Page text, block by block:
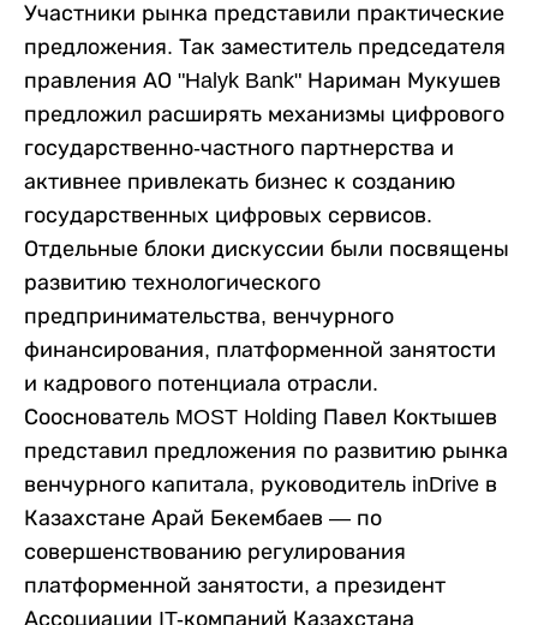
Участники рынка представили практические
предложения. Так заместитель председателя
правления АО "Halyk Bank" Нариман Мукушев
предложил расширять механизмы цифрового
государственно-частного партнерства и
активнее привлекать бизнес к созданию
государственных цифровых сервисов.
Отдельные блоки дискуссии были посвящены
развитию технологического
предпринимательства, венчурного
финансирования, платформенной занятости
и кадрового потенциала отрасли.
Сооснователь MOST Holding Павел Коктышев
представил предложения по развитию рынка
венчурного капитала, руководитель inDrive в
Казахстане Арай Бекембаев — по
совершенствованию регулирования
платформенной занятости, а президент
Ассоциации IT-компаний Казахстана